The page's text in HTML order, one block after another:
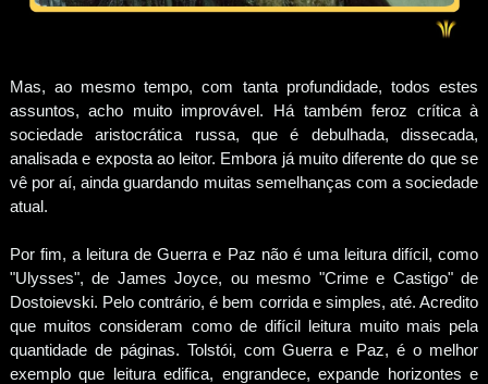
Mas, ao mesmo tempo, com tanta profundidade, todos estes
assuntos, acho muito improvável. Há também feroz crítica à
sociedade aristocrática russa, que é debulhada, dissecada,
analisada e exposta ao leitor. Embora já muito diferente do que se
vê por aí, ainda guardando muitas semelhanças com a sociedade
atual.
Por fim, a leitura de Guerra e Paz não é uma leitura difícil, como
"Ulysses", de James Joyce, ou mesmo "Crime e Castigo" de
Dostoievski. Pelo contrário, é bem corrida e simples, até. Acredito
que muitos consideram como de difícil leitura muito mais pela
quantidade de páginas. Tolstói, com Guerra e Paz, é o melhor
exemplo que leitura edifica, engrandece, expande horizontes e